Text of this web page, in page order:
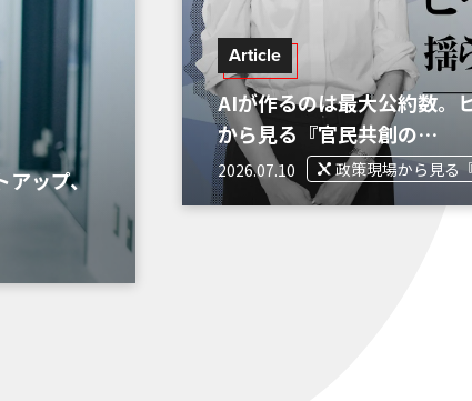
ップ、
Article
AIが作るのは最大公約数。
から見る『官民共創の…
2026.07.10 政策現場から見る